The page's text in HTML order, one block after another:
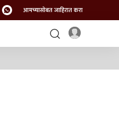
आमच्यासोबत जाहिरात करा
भविष्य